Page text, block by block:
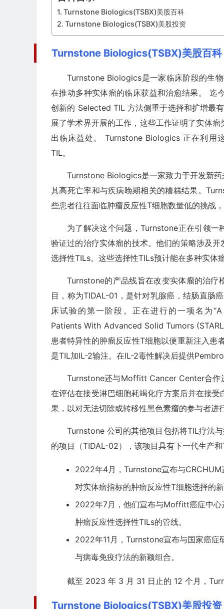
Turnstone Biologics(TSBX)美股百科
Turnstone Biologics(TSBX)美股投资
Turnstone Biologics(TSBX)美股百科
Turnstone Biologics是一家临床阶段的生
在推动多种实体瘤的临床获益和治愈结果。
创新的 Selected TIL 方法侧重于选择和扩增最
展了学术界开展的工作，这些工作证明了实体
出临床益处。 Turnstone Biologics 正在利用
TIL。
Turnstone Biologics是一家致力于开发新
其高死亡率和与疾病晚期相关的糟糕结果。
些患者往往面临肿瘤反应性T细胞数量低的挑战
为了解决这个问题，Turnstone正在引领
验证过的治疗实体瘤的技术。他们的策略涉及
选择性TILs。这些选择性TILs预计能在多种实体
Turnstone的产品线旨在改变实体瘤的治疗
目，称为TIDAL-01，是针对乳腺癌，结肠直肠
床试验的第一阶段。正在进行的一项名为
Patients With Advanced Solid Tumors
患者特异性的肿瘤反应性T细胞以便重新注入患
是TIL加IL-2输注。在IL-2毒性解决后提供
Turnstone还与Moffitt Cancer Center合作
在评估在接受淋巴细胞耗竭化疗方案后并在接
果，以对无法切除或转移性黑色素瘤的参与者进
Turnstone 公司的其他项目包括将TIL疗法
的项目（TIDAL-02），该项目具有下一代生产
2022年4月，Turnstone宣布与
对实体瘤指标的肿瘤反应性T细胞选择的
2022年7月，他们宣布与Moffitt癌症中心
肿瘤反应性选择性TILs的管线。
2022年11月，Turnstone宣布与国家癌症
与病毒免疫疗法的新颖组合。
截至 2023 年 3 月 31 日止的 12 个月，
Turnstone Biologics(TSBX)美股投资